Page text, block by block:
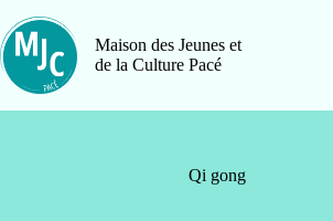
Maison des Jeunes et
de la Culture Pacé
Qi gong